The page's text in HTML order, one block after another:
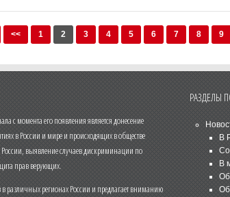
<< 1 2 3 4 5 6 7 8 9
с момента его появления является донесение
в России и мире и происходящих в обществе
выявление случаев дискриминации по
прав верующих.
различных регионах России и предлагает вниманию
РАЗДЕЛЫ
В
В